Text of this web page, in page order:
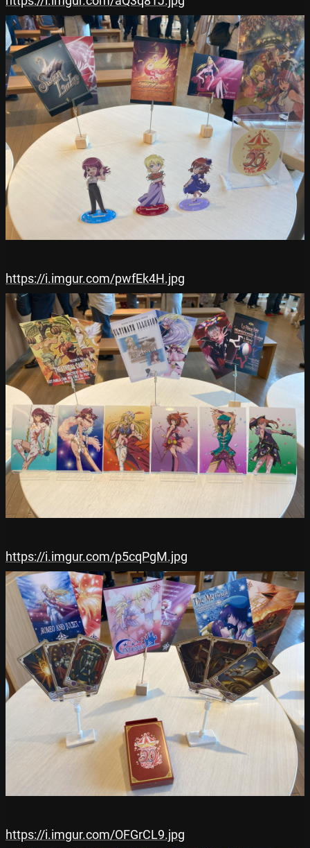
https://i.imgur.com/pwfEk4H.jpg
https://i.imgur.com/p5cqPgM.jpg
https://i.imgur.com/OFGrCL9.jpg